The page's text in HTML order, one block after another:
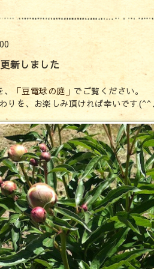
新しました
「豆電球の庭」 でご覧ください。
りを、お楽しみ頂ければ幸いです